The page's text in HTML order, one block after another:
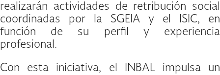
realizarán actividades de retribución social
coordinadas por la SGEIA y el ISIC, en
función de su perfil y experiencia
profesional.
Con esta iniciativa, el INBAL impulsa un